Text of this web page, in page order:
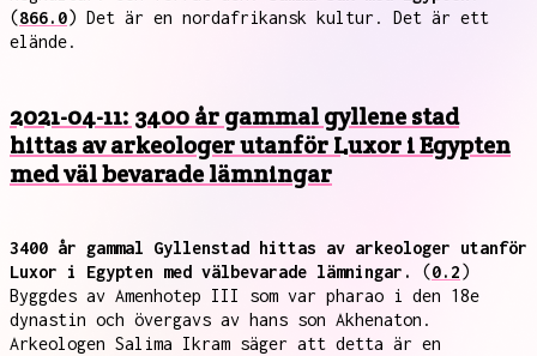
(866.0) Det är en nordafrikansk kultur. Det är ett
elände.
2021-04-11: 3400 år gammal gyllene stad
hittas av arkeologer utanför Luxor i Egypten
med väl bevarade lämningar
3400 år gammal Gyllenstad hittas av arkeologer utanför
Luxor i Egypten med välbevarade lämningar.
(0.2)
Byggdes av Amenhotep III som var pharao i den 18e
dynastin och övergavs av hans son Akhenaton.
Arkeologen Salima Ikram säger att detta är en